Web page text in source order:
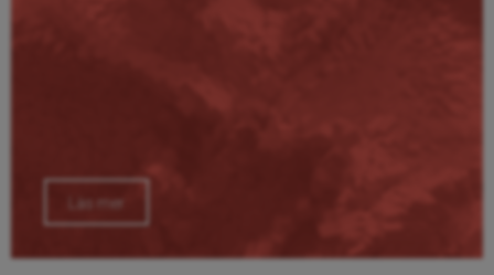
Läs mer